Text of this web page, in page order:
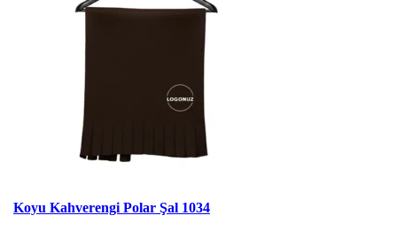
Koyu Kahverengi Polar Şal 1034